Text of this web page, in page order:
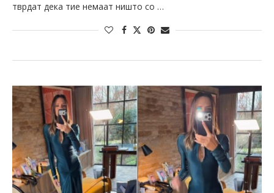
тврдат дека тие немаат ништо со …